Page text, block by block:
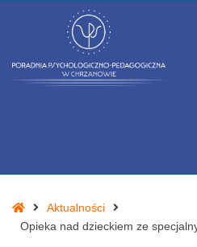
dzieckiem
Strona
Główna
Aktualności
Opieka nad dzieckiem ze